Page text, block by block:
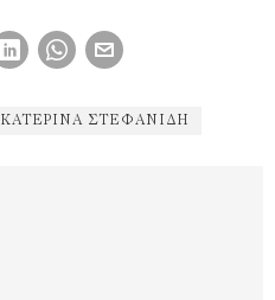
ΚΑΤΕΡΊΝΑ ΣΤΕΦΑΝΊΔΗ